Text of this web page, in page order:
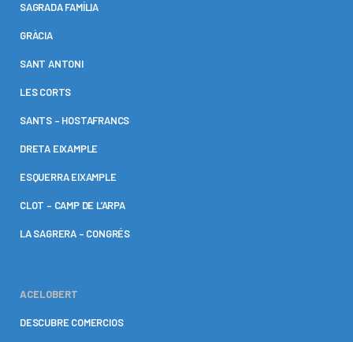
SAGRADA FAMÍLIA
GRÀCIA
SANT ANTONI
LES CORTS
SANTS – HOSTAFRANCS
DRETA EIXAMPLE
ESQUERRA EIXAMPLE
CLOT – CAMP DE L’ARPA
LA SAGRERA – CONGRÉS
ACELOBERT
DESCUBRE COMERCIOS